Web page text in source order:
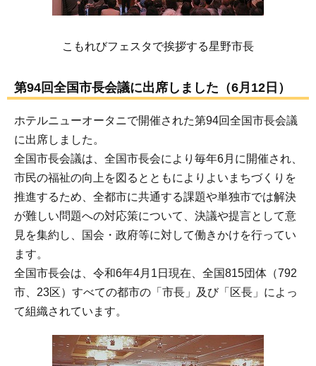
こもれびフェスタで挨拶する星野市長
第94回全国市長会議に出席しました（6月12日）
ホテルニューオータニで開催された第94回全国市長会議
に出席しました。
全国市長会議は、全国市長会により毎年6月に開催され、
市民の福祉の向上を図るとともによりよいまちづくりを
推進するため、全都市に共通する課題や単独市では解決
が難しい問題への対応策について、決議や提言として意
見を集約し、国会・政府等に対して働きかけを行ってい
ます。
全国市長会は、令和6年4月1日現在、全国815団体（792
市、23区）すべての都市の「市長」及び「区長」によっ
て組織されています。